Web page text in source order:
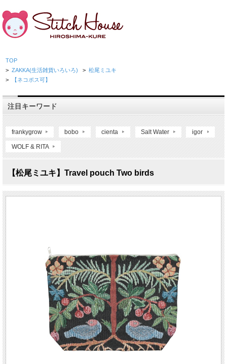
TOP
> ZAKKA(生活雑貨いろいろ) > 松尾ミユキ
> 【ネコポス可】
注目キーワード
frankygrow bobo cienta Salt Water igor
WOLF & RITA
【松尾ミユキ】Travel pouch Two birds